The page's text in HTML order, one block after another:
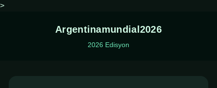
>
Argentinamundial2026
2026 Edisyon